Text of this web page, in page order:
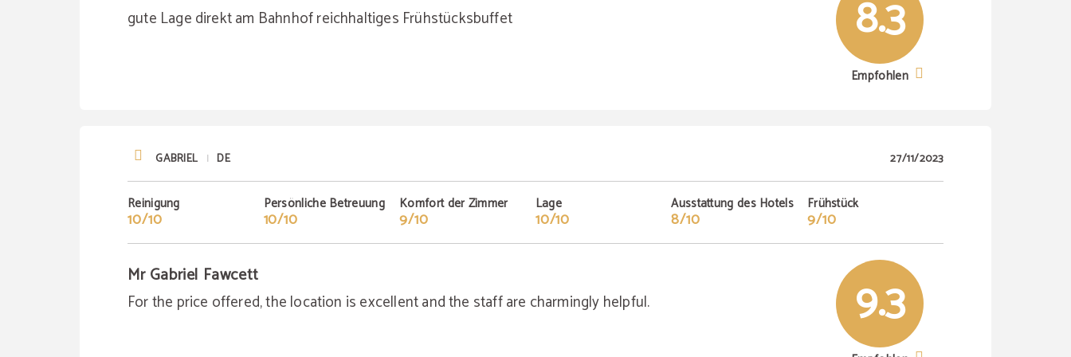
gute Lage direkt am Bahnhof reichhaltiges Frühstücksbuffet 8.3
Empfohlen
GABRIEL | DE 27/11/2023
Reinigung
10/10
Persönliche Betreuung
10/10
Komfort der Zimmer
9/10
Lage
10/10
Ausstattung des Hotels
8/10
Frühstück
9/10
Mr Gabriel Fawcett
For the price offered, the location is excellent and the staff are charmingly helpful. 9.3